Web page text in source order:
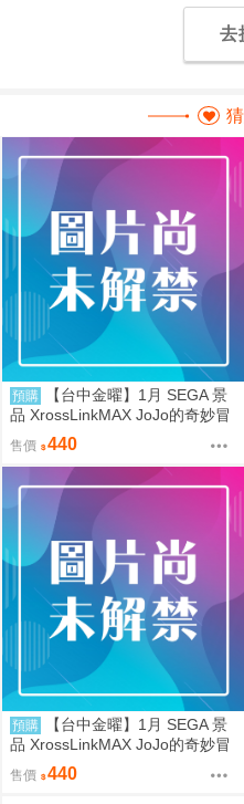
去
預購
【台中金曜】1月 SEGA 景
品 XrossLinkMAX JoJo的奇妙冒
險 石之海 空條徐倫 0901
售價 440
預購
【台中金曜】1月 SEGA 景
品 XrossLinkMAX JoJo的奇妙冒
險 石之海 恩里克 普奇 0901
售價 440